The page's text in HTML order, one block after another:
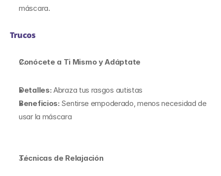
máscara.
Trucos
Conócete a Ti Mismo y Adáptate
Detalles: Abraza tus rasgos autistas
Beneficios: Sentirse empoderado, menos necesidad de
usar la máscara
Técnicas de Relajación